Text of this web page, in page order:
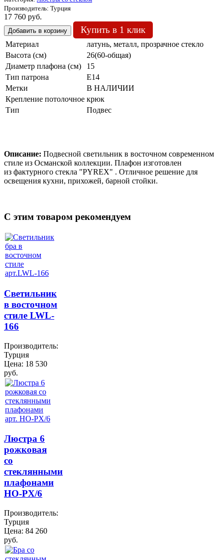
Производитель: Турция
17 760 руб.
Купить в 1 клик
Материал
латунь, металл, прозрачное стекло
Высота (см)
26(60-общая)
Диаметр плафона (см)
15
Тип патрона
Е14
Метки
В НАЛИЧИИ
Крепление потолочное крюк
Тип
Подвес
Описание: Подвесной светильник в восточном современном
стиле из Османской коллекции. Плафон изготовлен
из фактурного стекла "PYREX" . Отличное решение для
освещения кухни, прихожей, барной стойки.
C этим товаром рекомендуем
Светильник
в восточном
стиле LWL-
166
Производитель:
Турция
Цена: 18 530
руб.
Люстра 6
рожковая
со
стеклянными
плафонами
HO-PX/6
Производитель:
Турция
Цена: 84 260
руб.